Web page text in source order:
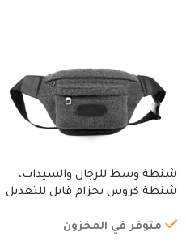
شنطة وسط للرجال والسيدات،
شنطة كروس بحزام قابل للتعديل
السفر، الجري العادي، المشي
متوفر في المخزون